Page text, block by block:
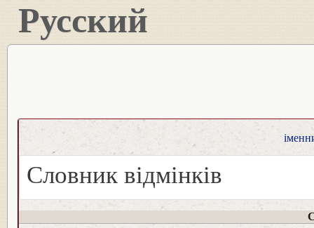
Русский
Словник відмінків